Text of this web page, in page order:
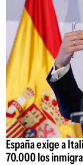
España exige a
70.000 los